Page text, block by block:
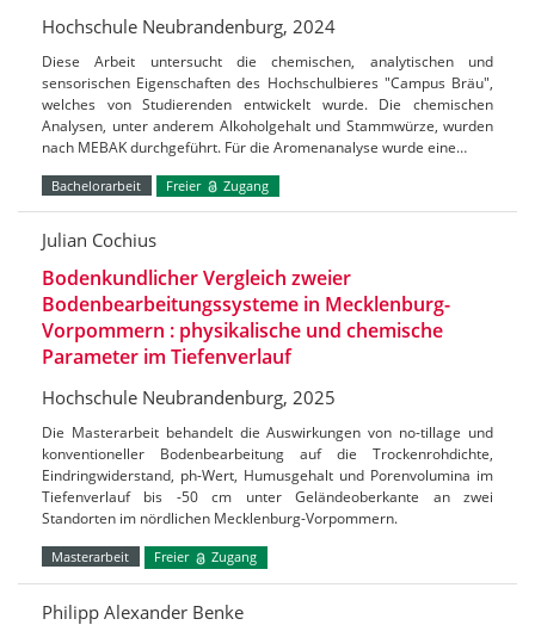
Hochschule Neubrandenburg, 2024
Diese Arbeit untersucht die chemischen, analytischen und
sensorischen Eigenschaften des Hochschulbieres "Campus Bräu",
welches von Studierenden entwickelt wurde. Die chemischen
Analysen, unter anderem Alkoholgehalt und Stammwürze, wurden
nach MEBAK durchgeführt. Für die Aromenanalyse wurde eine…
Bachelorarbeit Freier Zugang
Julian Cochius
Bodenkundlicher Vergleich zweier
Bodenbearbeitungssysteme in Mecklenburg-
Vorpommern : physikalische und chemische
Parameter im Tiefenverlauf
Hochschule Neubrandenburg, 2025
Die Masterarbeit behandelt die Auswirkungen von no-tillage und
konventioneller Bodenbearbeitung auf die Trockenrohdichte,
Eindringwiderstand, ph-Wert, Humusgehalt und Porenvolumina im
Tiefenverlauf bis -50 cm unter Geländeoberkante an zwei
Standorten im nördlichen Mecklenburg-Vorpommern.
Masterarbeit Freier Zugang
Philipp Alexander Benke